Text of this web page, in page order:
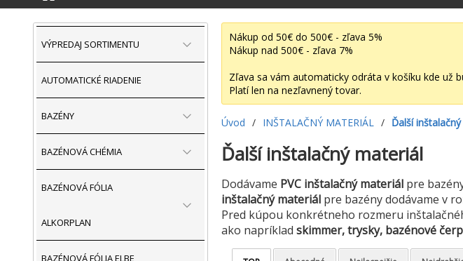
VÝPREDAJ SORTIMENTU
AUTOMATICKÉ RIADENIE
BAZÉNY
BAZÉNOVÁ CHÉMIA
BAZÉNOVÁ FÓLIA
ALKORPLAN
BAZÉNOVÁ FÓLIA ELBE
Nákup od 50€ do 500€ - zľava 5%
Nákup nad 500€ - zľava 7%
Zľava sa vám automaticky odráta v košíku kde už
Platí len na nezľavnený tovar.
Úvod / INŠTALAČNÝ MATERIÁL / Ďalší
Ďalší inštalačný materiál
Dodávame PVC inštalačný materiál pre
inštalačný materiálpre bazény dodávame v
Pred kúpou konkrétneho rozmeru
ako napríklad skimmer, trysky, bazénové